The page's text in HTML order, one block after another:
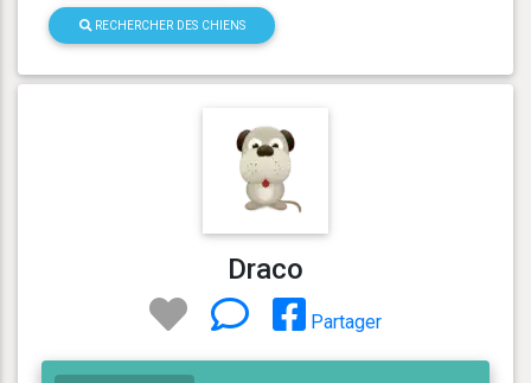
RECHERCHER DES CHIENS
Draco
Partager